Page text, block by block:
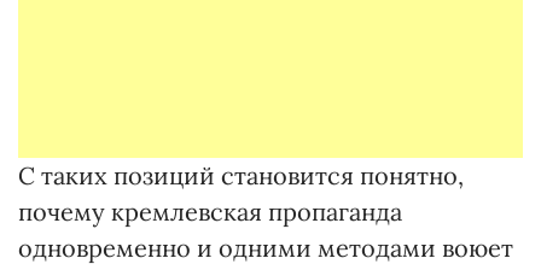
С таких позиций становится понятно,
почему кремлевская пропаганда
одновременно и одними методами воюет